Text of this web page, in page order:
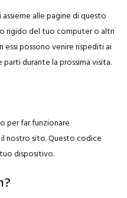
alle pagine di questo
rigido del tuo computer o altri
possono venire rispediti ai
durante la prossima visita.
per far funzionare
sito. Questo codice
dispositivo.